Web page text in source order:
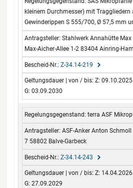
kleinem Durchmesser) mit
Gewinderippen S 555/700, Ø 57,5 mm
Stahlwerk Annahütte Max
Max-Aicher-Allee 1-2 83404 Ainring-
Z-34.14-219
Z: 09.10.2025
G: 03.09.2030
terra ASF
ASF-Anker Anton
7 58802 Balve-Garbeck
Z-34.14-243
Z: 14.04.2026
G: 27.09.2029